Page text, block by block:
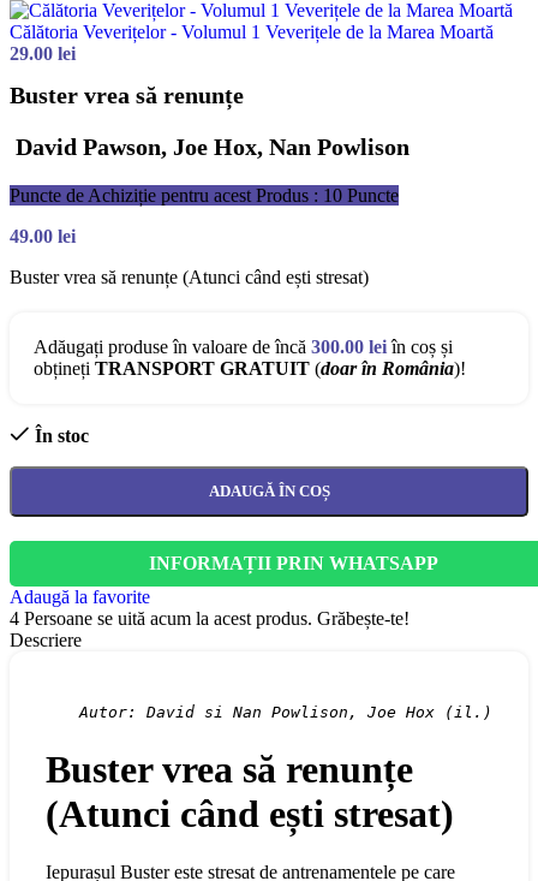
Călătoria Veverițelor - Volumul 1 Veverițele de la Marea Moartă
29.00 lei
Buster vrea să renunțe
David Pawson, Joe Hox, Nan Powlison
Puncte de Achiziție pentru acest Produs : 10 Puncte
49.00 lei
Buster vrea să renunțe (Atunci când ești stresat)
Adăugați produse în valoare de încă 300.00 leiîn coș și
obțineți TRANSPORT GRATUIT (doar în România)!
În stoc
ADAUGĂ ÎN COȘ
INFORMAȚII PRIN WHATSAPP
Adaugă la favorite
4 Persoane se uită acum la acest produs. Grăbește-te!
Descriere
Autor: David si Nan Powlison, Joe Hox (il.)
Buster vrea să renunțe
(Atunci când ești stresat)
Iepurașul Buster este stresat de antrenamentele pe care